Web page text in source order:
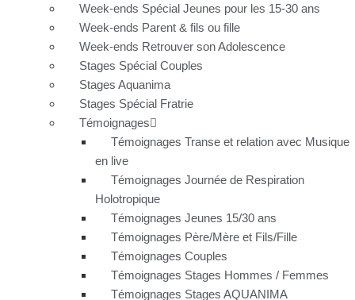
Week-ends Spécial Jeunes pour les 15-30 ans
Week-ends Parent & fils ou fille
Week-ends Retrouver son Adolescence
Stages Spécial Couples
Stages Aquanima
Stages Spécial Fratrie
Témoignages
Témoignages Transe et relation avec Musique
en live
Témoignages Journée de Respiration
Holotropique
Témoignages Jeunes 15/30 ans
Témoignages Père/Mère et Fils/Fille
Témoignages Couples
Témoignages Stages Hommes / Femmes
Témoignages Stages AQUANIMA